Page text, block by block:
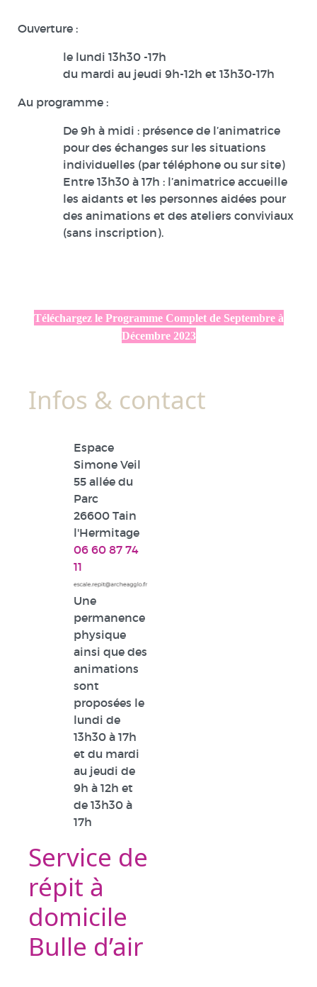
Ouverture :
le lundi 13h30 -17h
du mardi au jeudi 9h-12h et 13h30-17h
Au programme :
De 9h à midi : présence de l’animatrice
pour des échanges sur les situations
individuelles (par téléphone ou sur site)
Entre 13h30 à 17h : l’animatrice accueille
les aidants et les personnes aidées pour
des animations et des ateliers conviviaux
(sans inscription).
Téléchargez le Programme Complet de Septembre à
Décembre 2023
Infos & contact
Espace
Simone Veil
55 allée du
Parc
26600 Tain
l'Hermitage
06 60 87 74
11
Une
permanence
physique
ainsi que des
animations
sont
proposées le
lundi de
13h30 à 17h
et du mardi
au jeudi de
9h à 12h et
de 13h30 à
17h
Service de
répit à
domicile
Bulle d’air